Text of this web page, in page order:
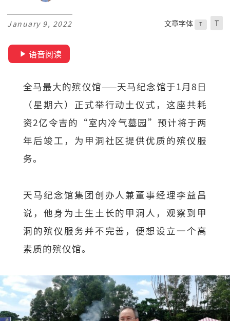
January 9, 2022 文章字体 T T
语音阅读
全马最大的殡仪馆——天马纪念馆于1月8日
（星期六）正式举行动土仪式，这座共耗
资2亿令吉的“室内冷气墓园”预计将于两
年后竣工，为甲洞社区提供优质的殡仪服
务。
天马纪念馆集团创办人兼董事经理李益昌
说，他身为土生土长的甲洞人，观察到甲
洞的殡仪服务并不完善，便想设立一个高
素质的殡仪馆。